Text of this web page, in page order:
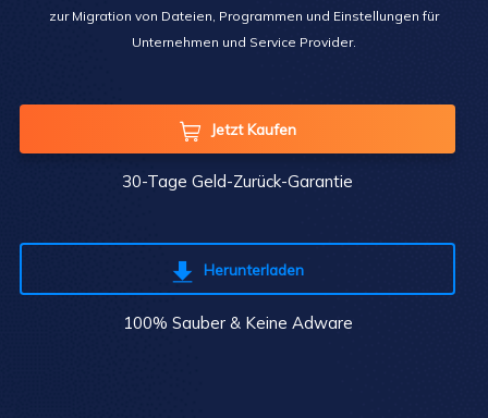
zur Migration von Dateien, Programmen und Einstellungen für
Unternehmen und Service Provider.
 Jetzt Kaufen
30-Tage Geld-Zurück-Garantie
 Herunterladen
100% Sauber & Keine Adware